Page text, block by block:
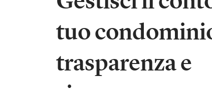
tuo
trasparenza e